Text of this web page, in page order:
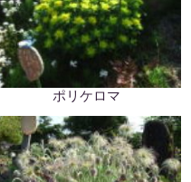
ポリケロマ